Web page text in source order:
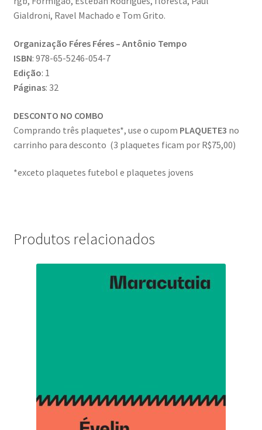
Gialdroni, Ravel Machado e Tom Grito.
Organização Féres Féres – Antônio Tempo
ISBN: 978-65-5246-054-7
Edição: 1
Páginas: 32
DESCONTO NO COMBO
Comprando três plaquetes*, use o cupom PLAQUETE3 no
carrinho para desconto (3 plaquetes ficam por R$75,00)
*exceto plaquetes futebol e plaquetes jovens
Produtos relacionados